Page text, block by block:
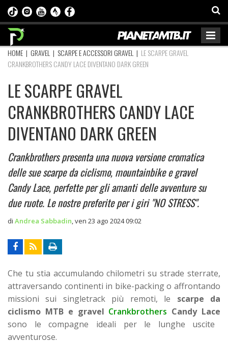
HOME | GRAVEL | SCARPE E ACCESSORI GRAVEL | LE SCARPE GRAVEL
CRANKBROTHERS CANDY LACE DIVENTANO DARK GREEN
LE SCARPE GRAVEL
CRANKBROTHERS CANDY LACE
DIVENTANO DARK GREEN
Crankbrothers presenta una nuova versione cromatica
delle sue scarpe da ciclismo, mountainbike e gravel
Candy Lace, perfette per gli amanti delle avventure su
due ruote. Le nostre preferite per i giri "NO STRESS".
di Andrea Sabbadin ven 23 ago 2024 09:02
Che tu stia accumulando chilometri su strade sterrate,
attraversando continenti in bike-packing o affrontando
missioni sui singletrack più remoti, le scarpe da
ciclismo MTB e gravel Crankbrothers Candy Lace
sono le compagne ideali per le lunghe uscite
avventurose.